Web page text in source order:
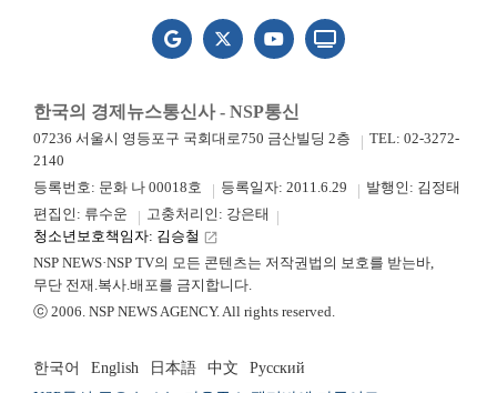
한국의 경제뉴스통신사 - NSP통신
07236 서울시 영등포구 국회대로750 금산빌딩 2층
TEL: 02-3272-
2140
등록번호: 문화 나 00018호
등록일자: 2011.6.29
발행인: 김정태
편집인: 류수운
고충처리인: 강은태
청소년보호책임자: 김승철 launch
NSP NEWS·NSP TV의 모든 콘텐츠는 저작권법의 보호를 받는바,
무단 전재.복사.배포를 금지합니다.
ⓒ 2006. NSP NEWS AGENCY. All rights reserved.
한국어 English 日本語 中文
Русский